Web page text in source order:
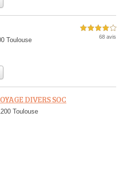
Toulouse
4,0 étoiles sur 5
68 avis
DIVERS SOC
Toulouse